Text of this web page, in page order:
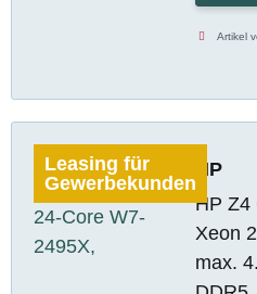
Artikel
Leasing für
Gewerbekunden
HP
HP Z4
Xeon
max.